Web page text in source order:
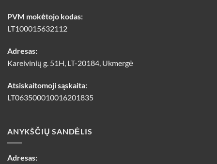
PVM mokėtojo kodas:
LT100015632112
Adresas:
Kareivinių g. 51H, LT-20184, Ukmergė
Atsiskaitomoji sąskaita:
LT063500010016201835
ANYKŠČIŲ SANDĖLIS
Adresas: